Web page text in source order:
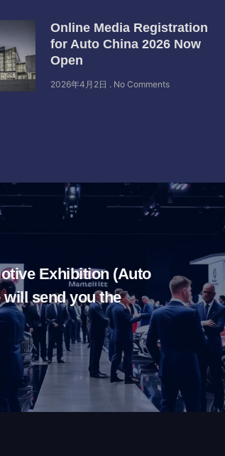
Online Media Registration
for Auto China 2026 Now
Open
2026年4月2日 No Comments
Exhibition (Auto
will send you the